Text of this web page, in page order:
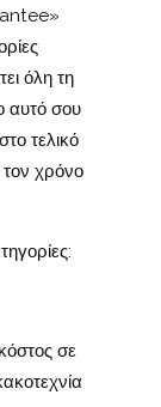
όλη τη
αυτό σου
τελικό
χρόνο
σε